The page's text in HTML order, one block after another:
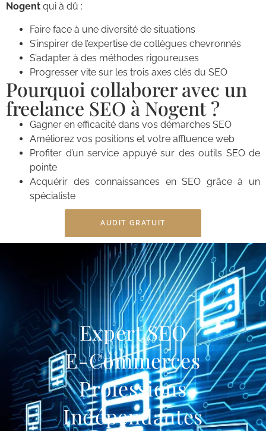
Nogent qui à dû :
Faire face à une diversité de situations
S’inspirer de l’expertise de collègues chevronnés
S’adapter à des méthodes rigoureuses
Progresser vite sur les trois axes clés du SEO
Pourquoi collaborer avec un
freelance SEO à Nogent ?
Gagner en efficacité dans vos démarches SEO
Améliorez vos positions et votre affluence web
Profiter d’un service appuyé sur des outils SEO de
pointe
Acquérir des connaissances en SEO grâce à un
spécialiste
AUDIT GRATUIT
Expert SEO
E-Commerces
Professions
Indépendantes